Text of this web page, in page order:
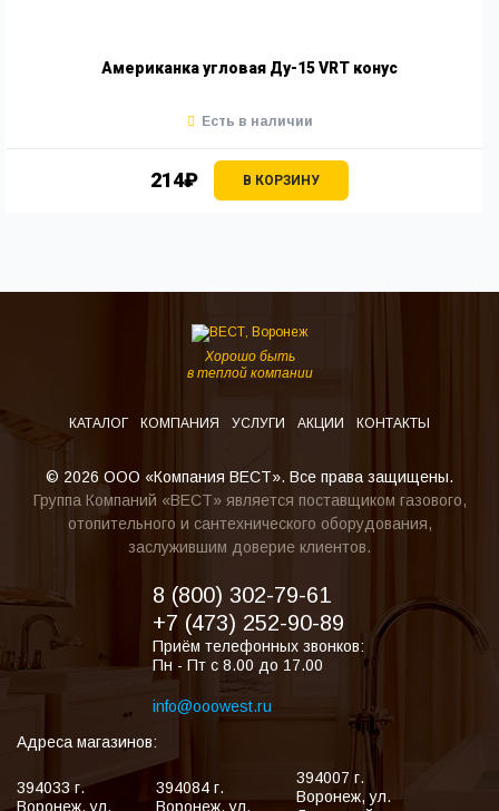
Американка угловая Ду-15 VRT конус
214₽ В КОРЗИНУ
Есть в наличии
Хорошо быть
в теплой компании
КАТАЛОГ КОМПАНИЯ УСЛУГИ АКЦИИ КОНТАКТЫ
© 2026 ООО «Компания ВЕСТ». Все права защищены.
Группа Компаний «ВЕСТ» является поставщиком газового,
отопительного и сантехнического оборудования,
заслужившим доверие клиентов.
8 (800) 302-79-61
+7 (473) 252-90-89
Приём телефонных звонков:
Пн - Пт с 8.00 до 17.00
info@ooowest.ru
Адреса магазинов:
394033 г.
Воронеж,ул.
394084 г.
Воронеж,ул.
394007 г.
Воронеж,ул.